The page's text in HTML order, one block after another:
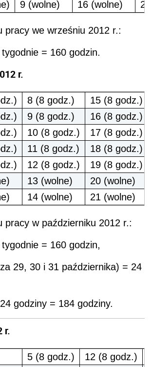
9 (wolne) 16 (wolne)
pracy we wrześniu 2012 r.:
= 160 godzin.
r.
8 (8 godz.)
15 (8 godz.)
9 (8 godz.)
16 (8 godz.)
10 (8 godz.)
17 (8 godz.)
11 (8 godz.)
18 (8 godz.)
12 (8 godz.)
19 (8 godz.)
13 (wolne)
20 (wolne)
14 (wolne) 21 (wolne)
pracy w październiku 2012 r.:
= 160 godzin,
29, 30 i 31 października) = 24
godziny = 184 godziny.
r.
5 (8 godz.) 12 (8 godz.)